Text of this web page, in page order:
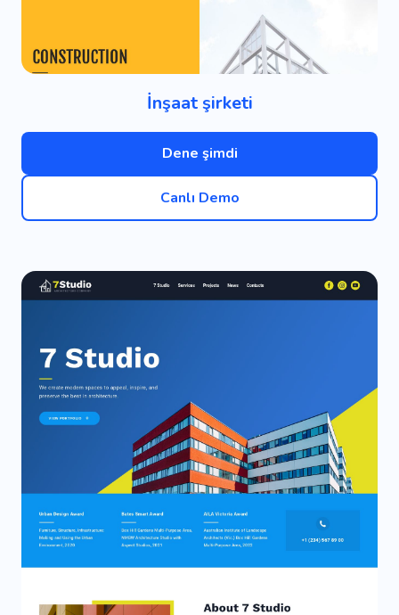
İnşaat şirketi
Dene şimdi
Canlı Demo